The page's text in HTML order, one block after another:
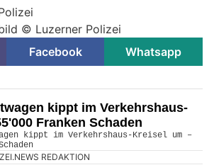
© Luzerner Polizei
Facebook Whatsapp
kippt im Verkehrshaus-
Franken Schaden
REDAKTION